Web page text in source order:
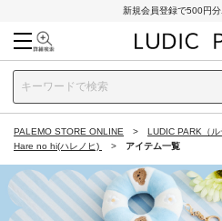
新規会員登録で500円分
PALEMO STORE ONLINE
LUDIC PARK（ル
Hare no hi(ハレノヒ)
アイテム一覧